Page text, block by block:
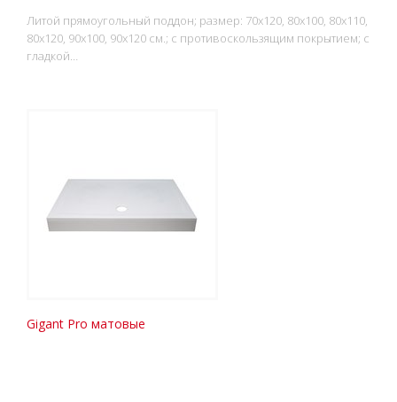
Литой прямоугольный поддон; размер: 70x120, 80x100, 80x110,
80x120, 90x100, 90x120 см.; с противоскользящим покрытием; с
гладкой…
Gigant Pro матовые